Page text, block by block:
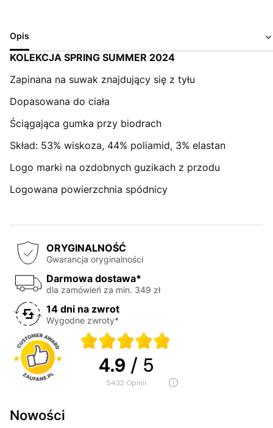
Opis
KOLEKCJA SPRING SUMMER 2024
Zapinana na suwak znajdujący się z tyłu
Dopasowana do ciała
Ściągająca gumka przy biodrach
Skład: 53% wiskoza, 44% poliamid, 3% elastan
Logo marki na ozdobnych guzikach z przodu
Logowana powierzchnia spódnicy
ORYGINALNOŚĆ
Gwarancja oryginalności
Darmowa dostawa*
dla zamówień za min. 349 zł
14 dni na zwrot
Wygodne zwroty*
4.9 / 5
5432 opinii
Nowości